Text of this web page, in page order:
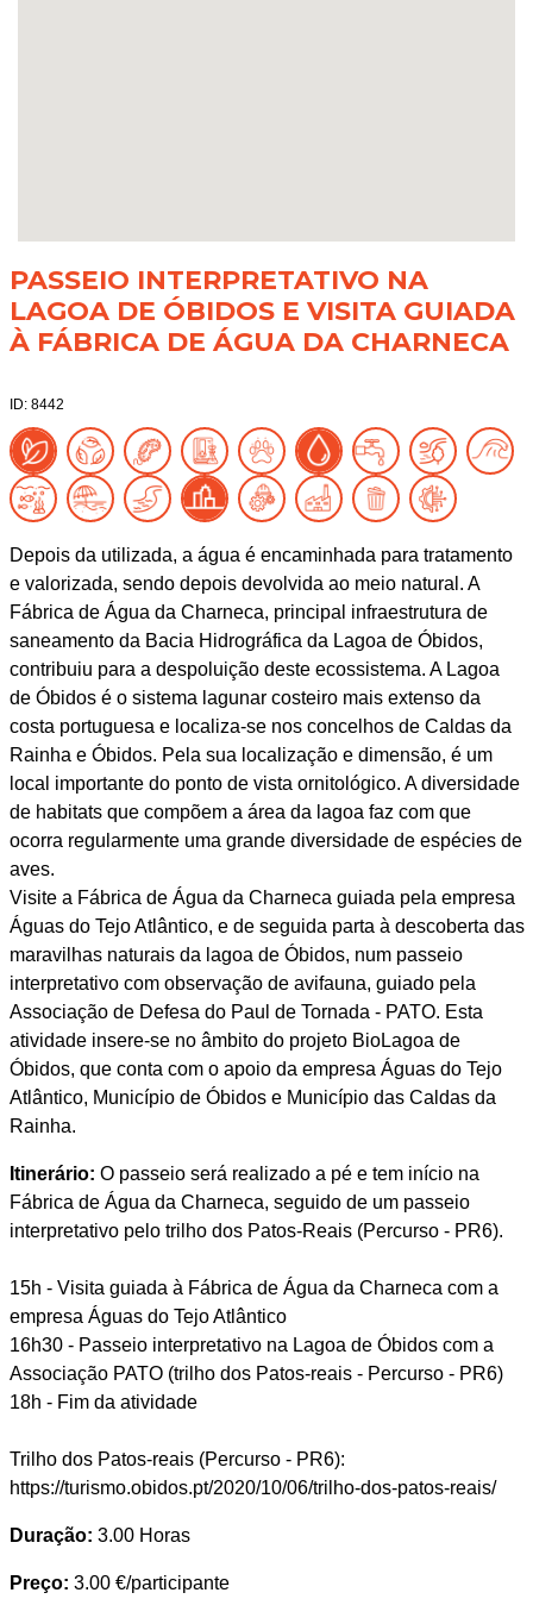
PASSEIO INTERPRETATIVO NA
LAGOA DE ÓBIDOS E VISITA GUIADA
À FÁBRICA DE ÁGUA DA CHARNECA
ID: 8442
Depois da utilizada, a água é encaminhada para tratamento
e valorizada, sendo depois devolvida ao meio natural. A
Fábrica de Água da Charneca, principal infraestrutura de
saneamento da Bacia Hidrográfica da Lagoa de Óbidos,
contribuiu para a despoluição deste ecossistema. A Lagoa
de Óbidos é o sistema lagunar costeiro mais extenso da
costa portuguesa e localiza-se nos concelhos de Caldas da
Rainha e Óbidos. Pela sua localização e dimensão, é um
local importante do ponto de vista ornitológico. A diversidade
de habitats que compõem a área da lagoa faz com que
ocorra regularmente uma grande diversidade de espécies de
aves.
Visite a Fábrica de Água da Charneca guiada pela empresa
Águas do Tejo Atlântico, e de seguida parta à descoberta das
maravilhas naturais da lagoa de Óbidos, num passeio
interpretativo com observação de avifauna, guiado pela
Associação de Defesa do Paul de Tornada - PATO. Esta
atividade insere-se no âmbito do projeto BioLagoa de
Óbidos, que conta com o apoio da empresa Águas do Tejo
Atlântico, Município de Óbidos e Município das Caldas da
Rainha.
Itinerário: O passeio será realizado a pé e tem início na
Fábrica de Água da Charneca, seguido de um passeio
interpretativo pelo trilho dos Patos-Reais (Percurso - PR6).
15h - Visita guiada à Fábrica de Água da Charneca com a
empresa Águas do Tejo Atlântico
16h30 - Passeio interpretativo na Lagoa de Óbidos com a
Associação PATO (trilho dos Patos-reais - Percurso - PR6)
18h - Fim da atividade
Trilho dos Patos-reais (Percurso - PR6):
https://turismo.obidos.pt/2020/10/06/trilho-dos-patos-reais/
Duração: 3.00 Horas
Preço: 3.00 €/participante